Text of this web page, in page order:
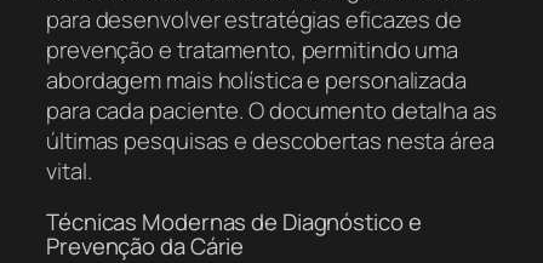
para desenvolver estratégias eficazes de
prevenção e tratamento, permitindo uma
abordagem mais holística e personalizada
para cada paciente. O documento detalha as
últimas pesquisas e descobertas nesta área
vital.
Técnicas Modernas de Diagnóstico e
Prevenção da Cárie